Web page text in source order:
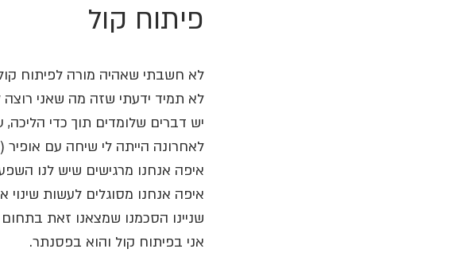
פיתוח קול
לא חשבתי שאהיה מורה לפיתוח
לא תמיד ידעתי שזה מה שאני רוצה
יש דברים שלומדים תוך כדי
לאחרונה הייתה לי שיחה עם
איפה אנחנו מרגישים שיש לנו
איפה אנחנו מסוגלים לעשות שינוי
שניינו הסכמנו שמצאנו זאת
אני בפיתוח קול והוא בפסנתר.